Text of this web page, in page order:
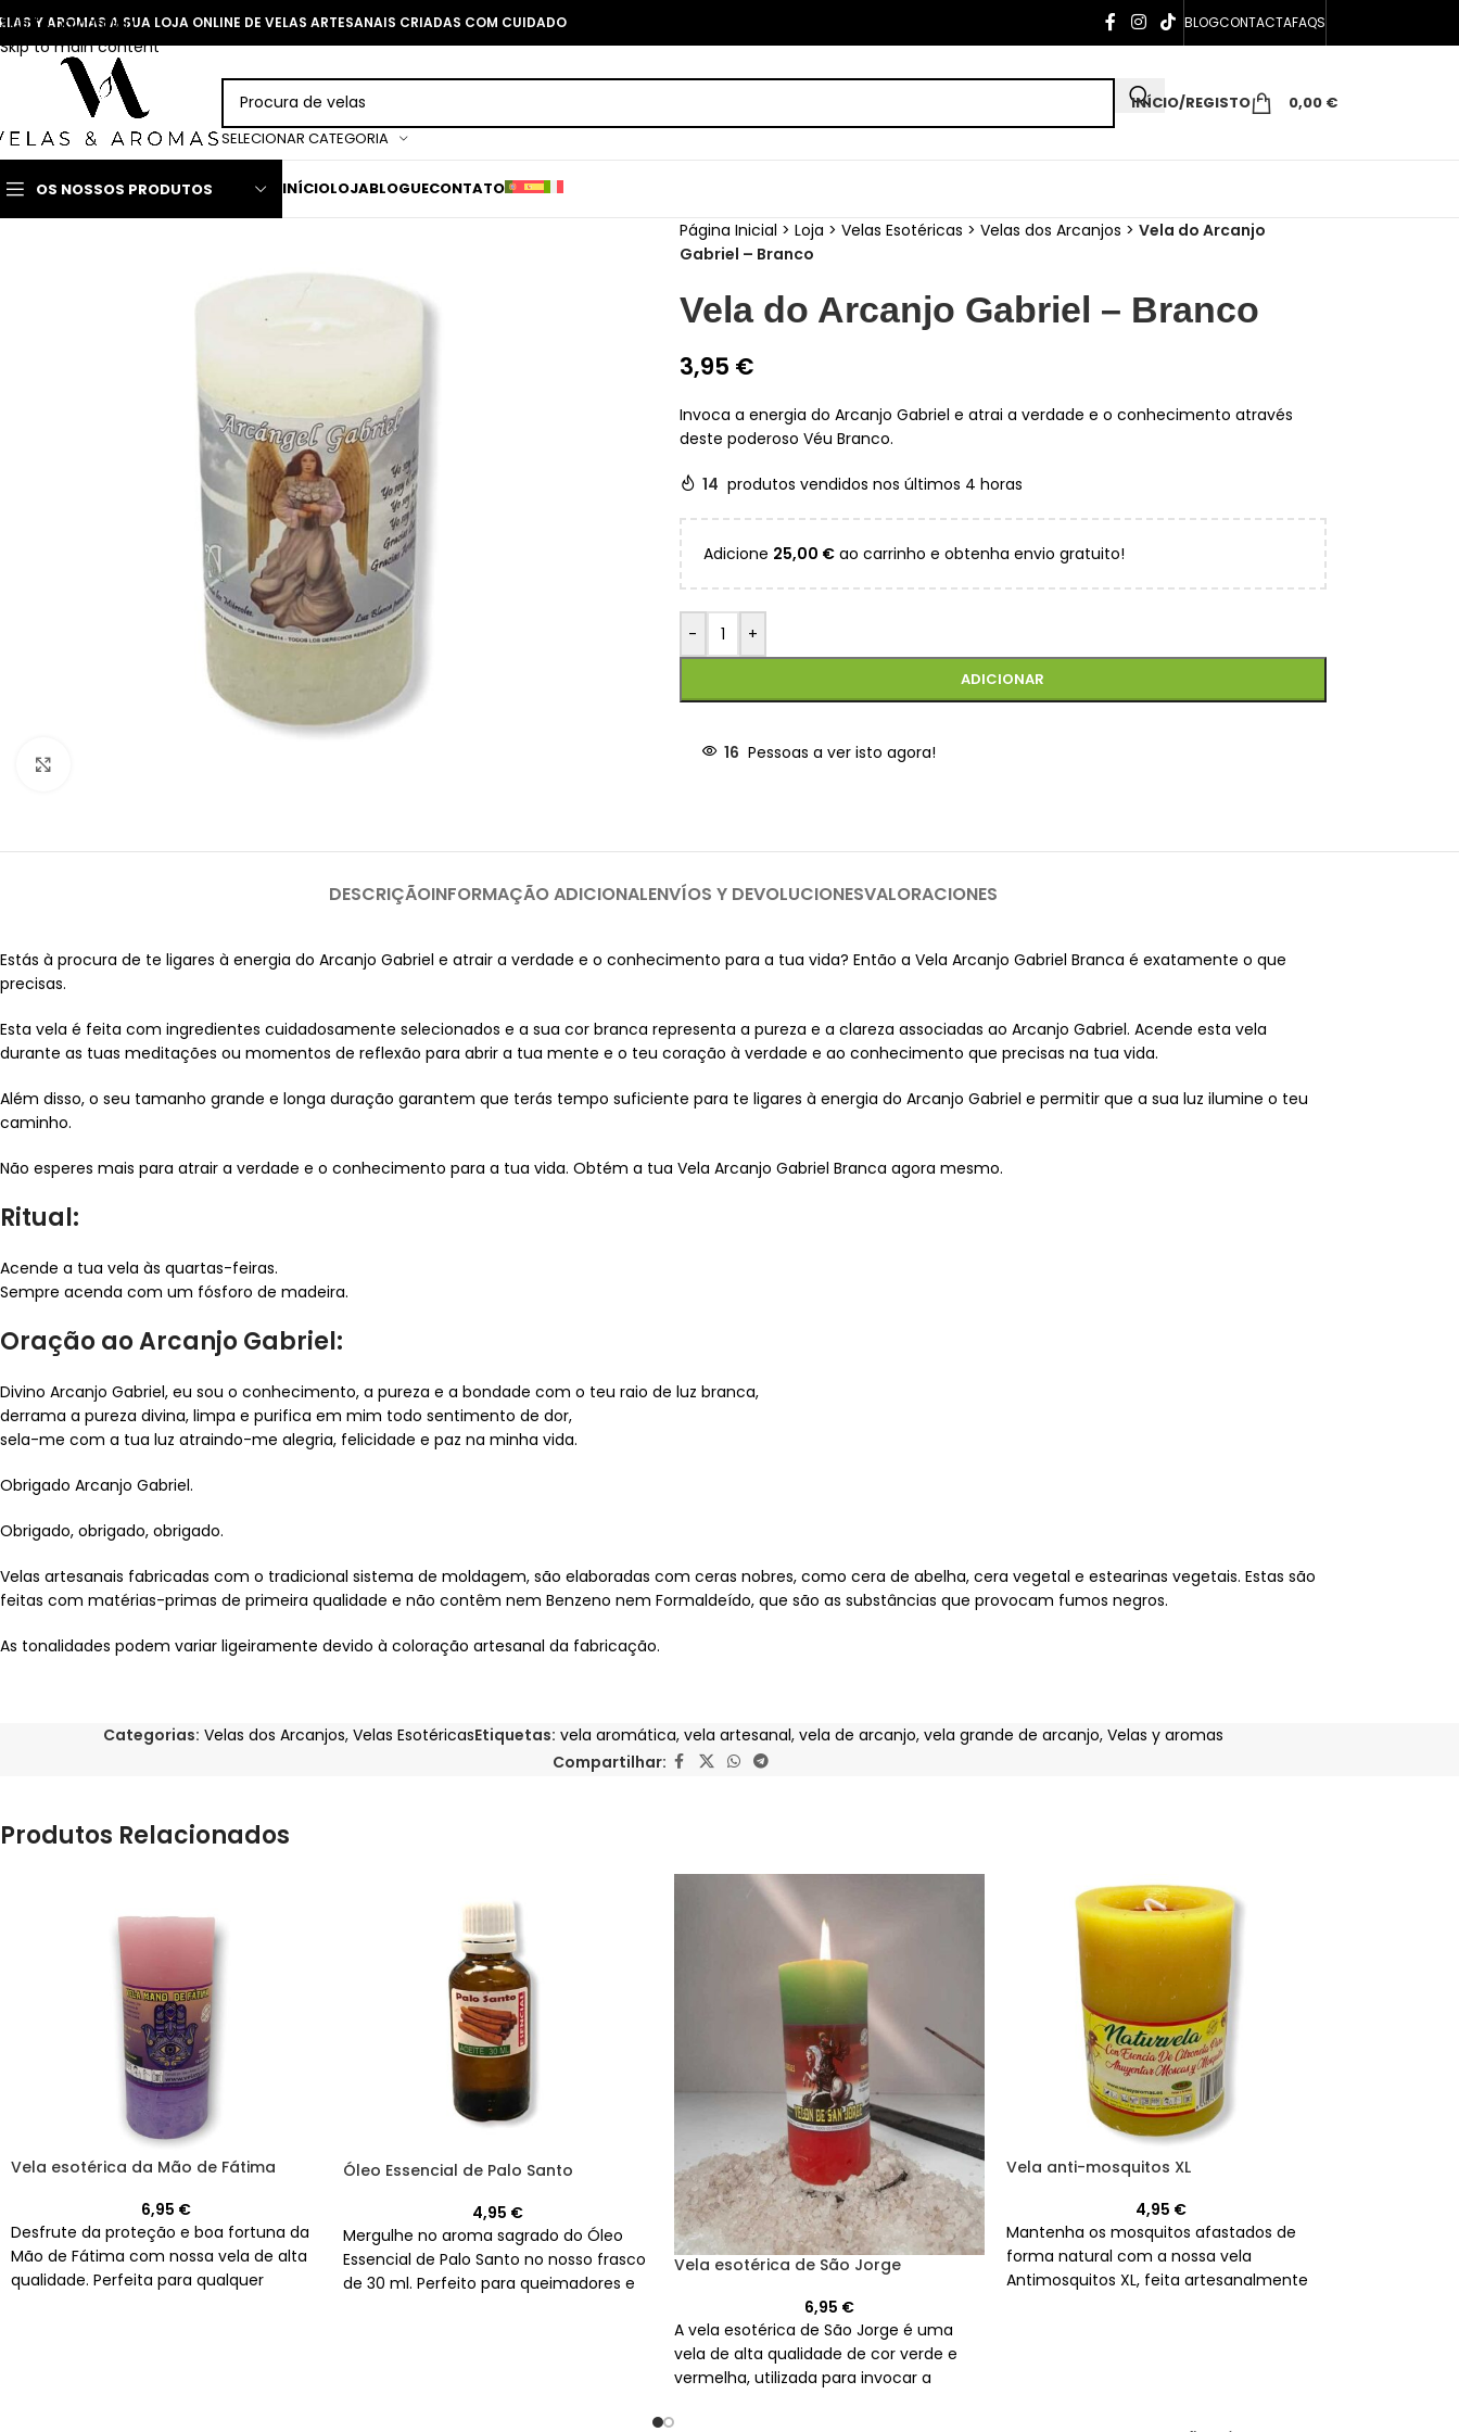
Skip to navigation
Skip to main content
Y AROMAS A SUA LOJA ONLINE DE VELAS ARTESANAIS CRIADAS COM CUIDADO BLOGCONTACTAFAQS
SELECIONAR CATEGORIA
INÍCIO/REGISTO 0,00 €
OS NOSSOS PRODUTOS INÍCIOLOJABLOGUECONTATO
Página Inicial > Loja > Velas Esotéricas > Velas dos Arcanjos > Vela do Arcanjo
Gabriel – Branco
Vela do Arcanjo Gabriel – Branco
3,95 €
Invoca a energia do Arcanjo Gabriel e atrai a verdade e o conhecimento através
deste poderoso Véu Branco.
14 produtos vendidos nos últimos 4 horas
Adicione 25,00 €ao carrinho e obtenha envio gratuito!
- +
ADICIONAR
16 Pessoas a ver isto agora!
DESCRIÇÃOINFORMAÇÃO ADICIONALENVÍOS Y DEVOLUCIONESVALORACIONES
Estás à procura de te ligares à energia do Arcanjo Gabriel e atrair a verdade e o conhecimento para a tua vida? Então a Vela Arcanjo Gabriel Branca é exatamente o que
precisas.
Esta vela é feita com ingredientes cuidadosamente selecionados e a sua cor branca representa a pureza e a clareza associadas ao Arcanjo Gabriel. Acende esta vela
durante as tuas meditações ou momentos de reflexão para abrir a tua mente e o teu coração à verdade e ao conhecimento que precisas na tua vida.
Além disso, o seu tamanho grande e longa duração garantem que terás tempo suficiente para te ligares à energia do Arcanjo Gabriel e permitir que a sua luz ilumine o teu
caminho.
Não esperes mais para atrair a verdade e o conhecimento para a tua vida. Obtém a tua Vela Arcanjo Gabriel Branca agora mesmo.
Ritual:
Acende a tua vela às quartas-feiras.
Sempre acenda com um fósforo de madeira.
Oração ao Arcanjo Gabriel:
Divino Arcanjo Gabriel, eu sou o conhecimento, a pureza e a bondade com o teu raio de luz branca,
derrama a pureza divina, limpa e purifica em mim todo sentimento de dor,
sela-me com a tua luz atraindo-me alegria, felicidade e paz na minha vida.
Obrigado Arcanjo Gabriel.
Obrigado, obrigado, obrigado.
Velas artesanais fabricadas com o tradicional sistema de moldagem, são elaboradas com ceras nobres, como cera de abelha, cera vegetal e estearinas vegetais. Estas são
feitas com matérias-primas de primeira qualidade e não contêm nem Benzeno nem Formaldeído, que são as substâncias que provocam fumos negros.
As tonalidades podem variar ligeiramente devido à coloração artesanal da fabricação.
Categorias: Velas dos Arcanjos, Velas EsotéricasEtiquetas: vela aromática, vela artesanal, vela de arcanjo, vela grande de arcanjo, Velas y aromas
Compartilhar:
Produtos Relacionados
Vela esotérica da Mão de Fátima
6,95 €
Desfrute da proteção e boa fortuna da
Mão de Fátima com nossa vela de alta
qualidade. Perfeita para qualquer
Óleo Essencial de Palo Santo
4,95 €
Mergulhe no aroma sagrado do Óleo
Essencial de Palo Santo no nosso frasco
de 30 ml. Perfeito para queimadores e
Vela esotérica de São Jorge
6,95 €
A vela esotérica de São Jorge é uma
vela de alta qualidade de cor verde e
vermelha, utilizada para invocar a
Vela anti-mosquitos XL
4,95 €
Mantenha os mosquitos afastados de
forma natural com a nossa vela
Antimosquitos XL, feita artesanalmente